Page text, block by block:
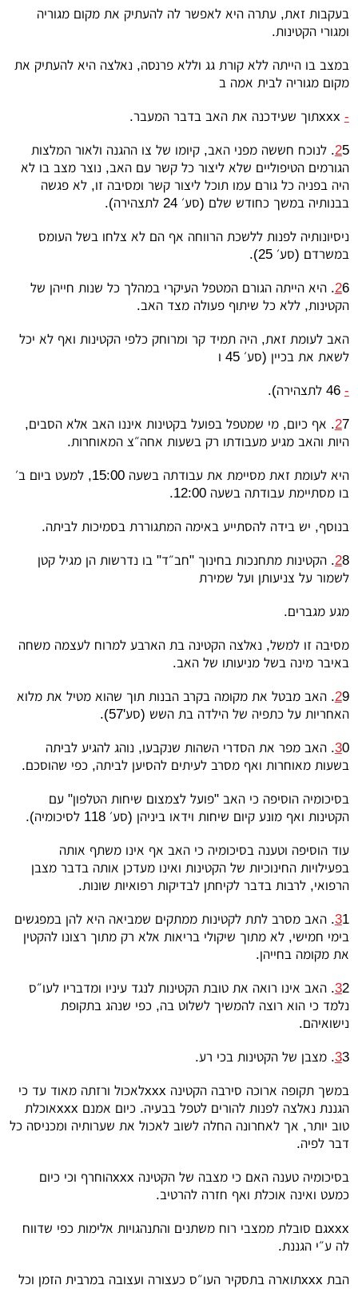
בעקבות זאת, עתרה היא לאפשר לה להעתיק את מקום מגוריה
ומגורי הקטינות.
במצב בו הייתה ללא קורת גג וללא פרנסה, נאלצה היא להעתיק את
מקום מגוריה לבית אמה ב
-
xxxתוך שעידכנה את האב בדבר המעבר.
25. לנוכח חששה מפני האב, קיומו של צו ההגנה ולאור המלצות
הגורמים הטיפוליים שלא ליצור כל קשר עם האב, נוצר מצב בו לא
היה בפניה כל גורם עמו תוכל ליצור קשר ומסיבה זו, לא פגשה
בבנותיה במשך כחודש שלם (סע׳ 24 לתצהירה).
ניסיונותיה לפנות ללשכת הרווחה אף הם לא צלחו בשל העומס
במשרדם (סע׳ 25).
26. היא הייתה הגורם המטפל העיקרי במהלך כל שנות חייהן של
הקטינות, ללא כל שיתוף פעולה מצד האב.
האב לעומת זאת, היה תמיד קר ומרוחק כלפי הקטינות ואף לא יכל
לשאת את בכיין (סע׳ 45 ו
- 46 לתצהירה).
27. אף כיום, מי שמטפל בפועל בקטינות איננו האב אלא הסבים,
היות והאב מגיע מעבודתו רק בשעות אחה״צ המאוחרות.
היא לעומת זאת מסיימת את עבודתה בשעה 15:00, למעט ביום ב׳
בו מסתיימת עבודתה בשעה 12:00.
בנוסף, יש בידה להסתייע באימה המתגוררת בסמיכות לביתה.
28. הקטינות מתחנכות בחינוך "חב״ד" בו נדרשות הן מגיל קטן
לשמור על צניעותן ועל שמירת
מגע מגברים.
מסיבה זו למשל, נאלצה הקטינה בת הארבע למרוח לעצמה משחה
באיבר מינה בשל מניעותו של האב.
29. האב מבטל את מקומה בקרב הבנות תוך שהוא מטיל את מלוא
האחריות על כתפיה של הילדה בת השש (סע'57).
30. האב מפר את הסדרי השהות שנקבעו, נוהג להגיע לביתה
בשעות מאוחרות ואף מסרב לעיתים להסיען לביתה, כפי שהוסכם.
בסיכומיה הוסיפה כי האב "פועל לצמצום שיחות הטלפון" עם
הקטינות ואף מונע קיום שיחות וידאו ביניהן (סע׳ 118 לסיכומיה).
עוד הוסיפה וטענה בסיכומיה כי האב אף אינו משתף אותה
בפעילויות החינוכיות של הקטינות ואינו מעדכן אותה בדבר מצבן
הרפואי, לרבות בדבר לקיחתן לבדיקות רפואיות שונות.
31. האב מסרב לתת לקטינות ממתקים שמביאה היא להן במפגשים
בימי חמישי, לא מתוך שיקולי בריאות אלא רק מתוך רצונו להקטין
את מקומה בחייהן.
32. האב אינו רואה את טובת הקטינות לנגד עיניו ומדבריו לעו״ס
נלמד כי הוא רוצה להמשיך לשלוט בה, כפי שנהג בתקופת
נישואיהם.
33. מצבן של הקטינות בכי רע.
במשך תקופה ארוכה סירבה הקטינה xxxלאכול ורזתה מאוד עד כי
הגננת נאלצה לפנות להורים לטפל בבעיה. כיום אמנם xxxאוכלת
טוב יותר, אך לאחרונה החלה לשוב לאכול את שערותיה ומכניסה כל
דבר לפיה.
בסיכומיה טענה האם כי מצבה של הקטינה xxxהוחרף וכי כיום
כמעט ואינה אוכלת ואף חזרה להרטיב.
xxxגם סובלת ממצבי רוח משתנים והתנהגויות אלימות כפי שדווח
לה ע״י הגננת.
הבת xxxתוארה בתסקיר העו״ס כעצורה ועצובה במרבית הזמן וכל